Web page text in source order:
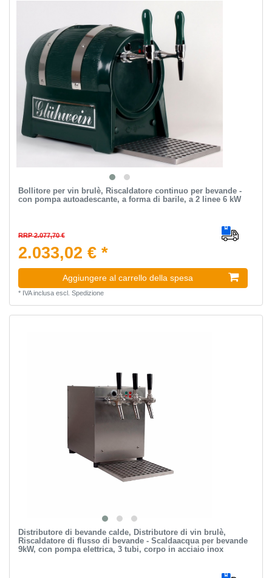
Bollitore per vin brulè, Riscaldatore continuo per bevande -
con pompa autoadescante, a forma di barile, a 2 linee 6 kW
RRP 2.077,70 €
2.033,02 € *
Aggiungere al carrello della spesa
* IVA inclusaescl. Spedizione
Distributore di bevande calde, Distributore di vin brulè,
Riscaldatore di flusso di bevande - Scaldaacqua per bevande
9kW, con pompa elettrica, 3 tubi, corpo in acciaio inox